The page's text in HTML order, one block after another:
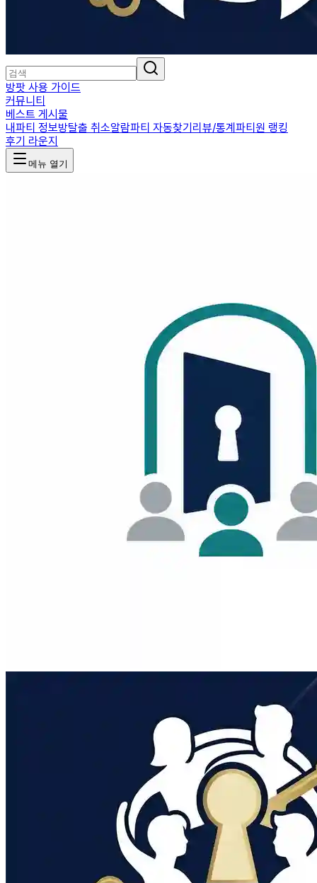
방팟 사용 가이드
커뮤니티
베스트 게시물
내파티 정보방탈출 취소알람파티 자동찾기리뷰/통계파티원 랭킹
후기 라운지
메뉴 열기